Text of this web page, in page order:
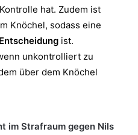
hat. Zudem ist
Knöchel, sodass eine
ist.
unkontrolliert zu
über dem Knöchel
im Strafraum gegen Nils